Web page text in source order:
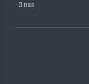
· O nas